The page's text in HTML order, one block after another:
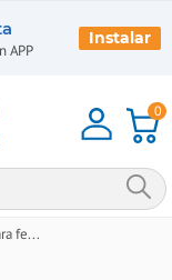
0
fe...
APP
Instalar